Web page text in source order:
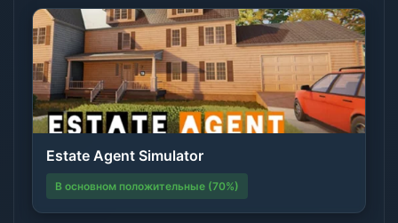
Estate Agent Simulator
В основном положительные (70%)